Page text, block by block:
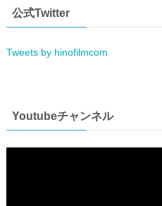
公式Twitter
Tweets by hinofilmcom
Youtubeチャンネル